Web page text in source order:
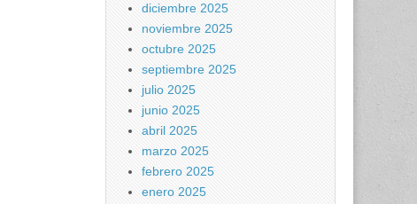
diciembre 2025
noviembre 2025
octubre 2025
septiembre 2025
julio 2025
junio 2025
abril 2025
marzo 2025
febrero 2025
enero 2025